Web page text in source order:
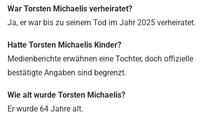
War Torsten Michaelis verheiratet?
Ja, er war bis zu seinem Tod im Jahr 2025 verheiratet.
Hatte Torsten Michaelis Kinder?
Medienberichte erwähnen eine Tochter, doch offizielle
bestätigte Angaben sind begrenzt.
Wie alt wurde Torsten Michaelis?
Er wurde 64 Jahre alt.